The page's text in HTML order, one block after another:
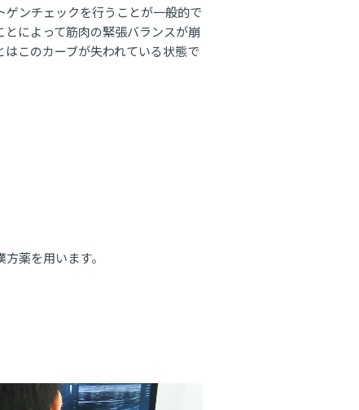
ンチェックを行うことが一般的で
によって筋肉の緊張バランスが崩
このカーブが失われている状態で
薬を用います。